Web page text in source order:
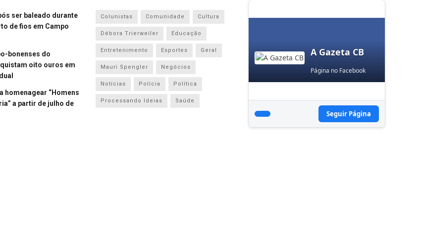
ser baleado durante
de fios em Campo
bonenses do
oito ouros em
homenagear “Homens
a partir de julho de
Colunistas Comunidade Cultura
Débora Trierweiler Educação
Entretenimento Esportes Geral
Mauri Spengler Negócios
Notícias Polícia Política
Processando Ideias Saúde
A Gazeta CB
Página no Facebook
Seguir Página